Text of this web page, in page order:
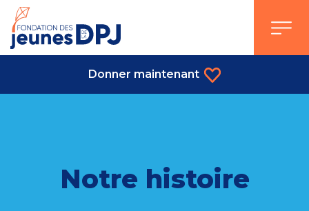
Skip
content
Donner maintenant
Notre histoire